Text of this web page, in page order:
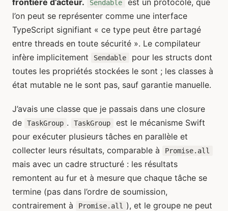
frontière d’acteur.
Sendable
est un protocole, que
l’on peut se représenter comme une interface
TypeScript signifiant « ce type peut être partagé
entre threads en toute sécurité ». Le compilateur
infère implicitement
Sendable
pour les structs dont
toutes les propriétés stockées le sont ; les classes à
état mutable ne le sont pas, sauf garantie manuelle.
J’avais une classe que je passais dans une closure
de
TaskGroup . TaskGroup
est le mécanisme Swift
pour exécuter plusieurs tâches en parallèle et
collecter leurs résultats, comparable à
Promise.all
mais avec un cadre structuré : les résultats
remontent au fur et à mesure que chaque tâche se
termine (pas dans l’ordre de soumission,
contrairement à
Promise.all ), et le groupe ne peut